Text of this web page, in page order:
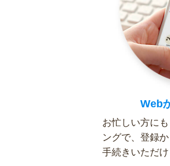
Web
お忙しい方に
ングで、登録
手続きいただけ